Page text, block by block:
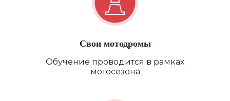
Свои мотодромы
Обучение проводится в рамках
мотосезона